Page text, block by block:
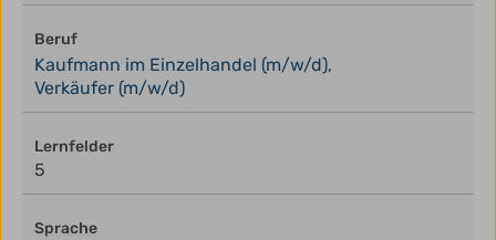
Beruf
Kaufmann im Einzelhandel (m/w/d),
Verkäufer (m/w/d)
Lernfelder
5
Sprache